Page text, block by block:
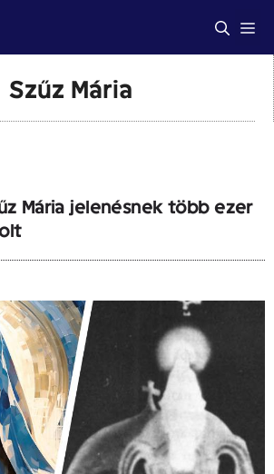
Szűz Mária
Mária jelenésnek több ezer